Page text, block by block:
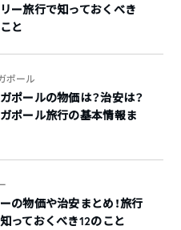
ー旅行で知っておくべき
と
ポール
ポールの物価は？治安は？
ポール旅行の基本情報ま
の物価や治安まとめ！旅行
っておくべき12のこと